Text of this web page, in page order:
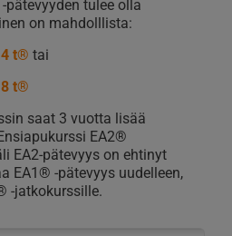
pätevyyden tulee olla
on mahdolllista:
4 t® tai
8 t®
saat 3 vuotta lisää
EA2®
EA2-pätevyys on ehtinyt
EA1® -pätevyys uudelleen,
-jatkokurssille.